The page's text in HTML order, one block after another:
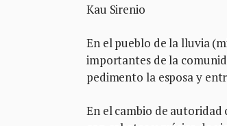
Kau Sirenio
En el pueblo de la lluvia
importantes de la
pedimento la esposa y
En el cambio de